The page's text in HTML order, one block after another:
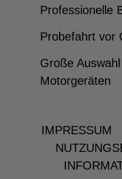
Professionelle
Probefahrt vor
Große
Motorgeräten
IMPRESSUM